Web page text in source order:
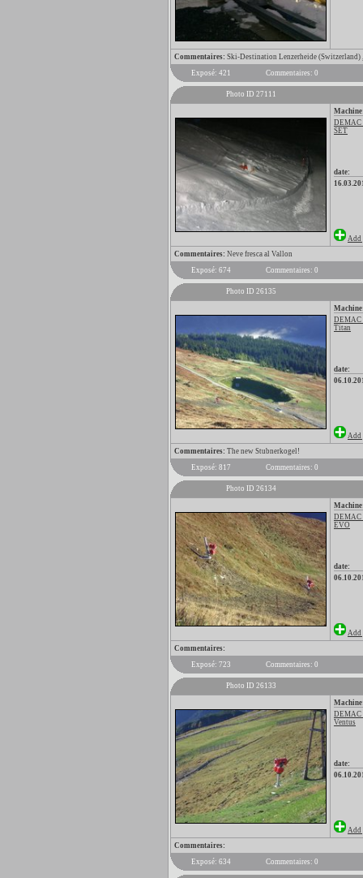
Commentaires: Ski-Destination Lenzerheide (Switzerland)
Exposé: 421
Commentaires: 0
Photo ID 27111
SET
date:
Add
Commentaires: Neve fresca al Vallon
Exposé: 674
Commentaires: 0
Photo ID 26135
Titan
date:
Add
Commentaires: The new Stubnerkogel!
Exposé: 817
Commentaires: 0
Photo ID 26134
EVO
date:
Add
Commentaires:
Exposé: 723
Commentaires: 0
Photo ID 26133
Ventus
date:
Add
Commentaires:
Exposé: 634
Commentaires: 0